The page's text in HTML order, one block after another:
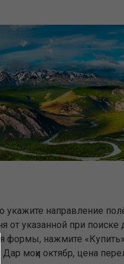
укажите направление
от указанной при
формы, нажмите
моҳи октябр, цена